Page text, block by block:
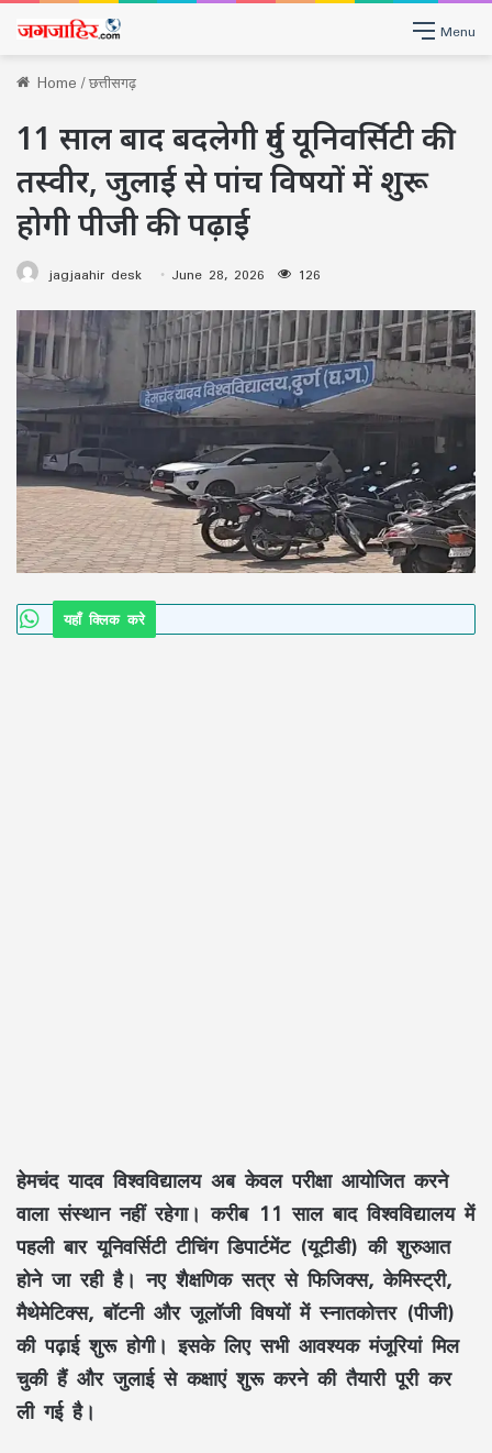
Menu
Home/छत्तीसगढ़
11 साल बाद बदलेगी दुर्ग यूनिवर्सिटी की
तस्वीर, जुलाई से पांच विषयों में शुरू
होगी पीजी की पढ़ाई
jagjaahir desk June 28, 2026 126
यहाँ क्लिक करे
हेमचंद यादव विश्वविद्यालय अब केवल परीक्षा आयोजित करने
वाला संस्थान नहीं रहेगा। करीब 11 साल बाद विश्वविद्यालय में
पहली बार यूनिवर्सिटी टीचिंग डिपार्टमेंट (यूटीडी) की शुरुआत
होने जा रही है। नए शैक्षणिक सत्र से फिजिक्स, केमिस्ट्री,
मैथेमेटिक्स, बॉटनी और जूलॉजी विषयों में स्नातकोत्तर (पीजी)
की पढ़ाई शुरू होगी। इसके लिए सभी आवश्यक मंजूरियां मिल
चुकी हैं और जुलाई से कक्षाएं शुरू करने की तैयारी पूरी कर
ली गई है।